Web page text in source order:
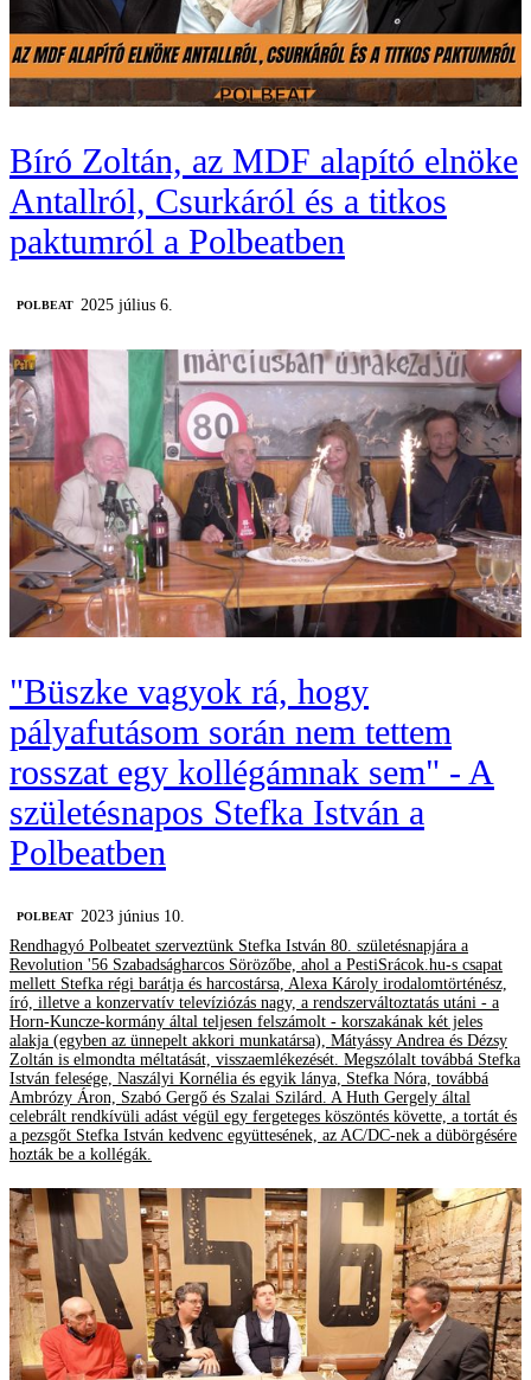
Bíró Zoltán, az MDF alapító elnöke
Antallról, Csurkáról és a titkos
paktumról a Polbeatben
‎POLBEAT 2025 július 6.
"Büszke vagyok rá, hogy
pályafutásom során nem tettem
rosszat egy kollégámnak sem" - A
születésnapos Stefka István a
Polbeatben
‎POLBEAT 2023 június 10.
Rendhagyó Polbeatet szerveztünk Stefka István 80. születésnapjára a
Revolution '56 Szabadságharcos Sörözőbe, ahol a PestiSrácok.hu-s csapat
mellett Stefka régi barátja és harcostársa, Alexa Károly irodalomtörténész,
író, illetve a konzervatív televíziózás nagy, a rendszerváltoztatás utáni - a
Horn-Kuncze-kormány által teljesen felszámolt - korszakának két jeles
alakja (egyben az ünnepelt akkori munkatársa), Mátyássy Andrea és Dézsy
Zoltán is elmondta méltatását, visszaemlékezését. Megszólalt továbbá Stefka
István felesége, Naszályi Kornélia és egyik lánya, Stefka Nóra, továbbá
Ambrózy Áron, Szabó Gergő és Szalai Szilárd. A Huth Gergely által
celebrált rendkívüli adást végül egy fergeteges köszöntés követte, a tortát és
a pezsgőt Stefka István kedvenc együttesének, az AC/DC-nek a dübörgésére
hozták be a kollégák.